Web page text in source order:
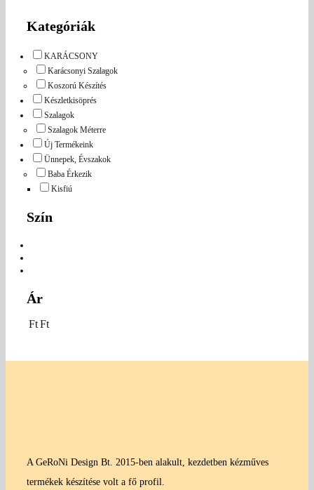
Kategóriák
KARÁCSONY
Karácsonyi Szalagok
Koszorú Készítés
Készletkisöprés
Szalagok
Szalagok Méterre
Új Termékeink
Ünnepek, Évszakok
Baba Érkezik
Kisfiú
Szín
Ár
FtFt
A GeRoNi Design Bt. 2015-ben alakult, kezdetben kézműves
termékek készítése volt a fő profil.